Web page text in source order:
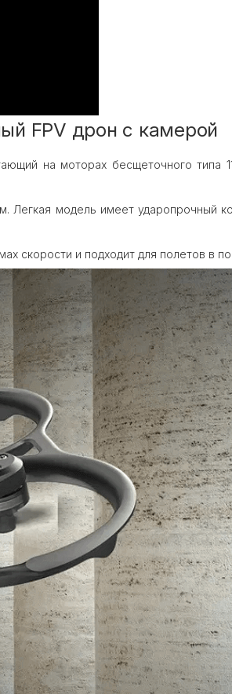
FPV дрон с камерой
на моторах бесщеточного типа
Легкая модель имеет ударопрочный
скорости и подходит для полетов в